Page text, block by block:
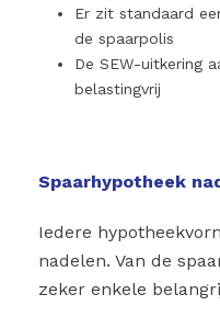
Er zit standaard
de spaarpolis
De SEW-uitkering
belastingvrij
Spaarhypotheek
Iedere
nadelen. Van de
zeker enkele